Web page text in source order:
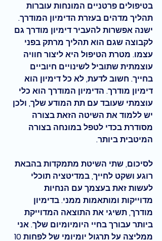
בטיפולים פרטניים המונחות עוברות
תהליך מדהים בעזרת הדימיון המודרך.
ישנה אפשרות להעביר דימיון מודרך גם
לקבוצה שגם הוא תהליך מרתק בפני
עצמו. מטרת הטיפול היא ליצור חוויה
עוצמתית שתוביל לשינויים חיוביים
בחייך. חשוב לדעת, לא כל דימיון הוא
דימיון מודרך. הדימיון המודרך הוא כלי
עוצמתי שעובד עם תת המודע שלך, ולכן
יש ללמוד את השיטה הזאת בצורה
מסודרת בכדי לטפל במונחה בצורה
המיטבית ביותר.
לסיכום, שתי השיטת מתמקדות בהבאת
רוגע ושקט לחייך, במדיטציה תוכלי
לעשות זאת בעצמך עם הנחיות
מדוייקות ומותאמות ממני. בדימיון
מודרך, תשיגי את התוצאה המדוייקת
ביותר עבורך בחיי היומיומיום שלך. אני